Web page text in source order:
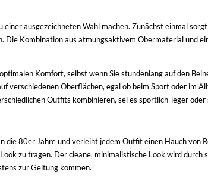
ausgezeichneten Wahl machen. Zunächst einmal
Die Kombination aus atmungsaktivem Obermaterial und
Komfort, selbst wenn Sie stundenlang auf den
verschiedenen Oberflächen, egal ob beim Sport oder im
Outfits kombinieren, sei es sportlich-leger oder
die 80er Jahre und verleiht jedem Outfit einen Hauch von
zu tragen. Der cleane, minimalistische Look wird
zur Geltung kommen.